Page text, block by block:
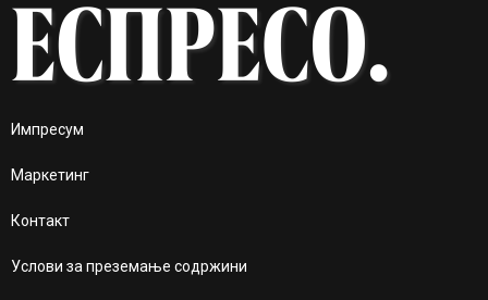
Импресум
Маркетинг
Контакт
Услови за преземање содржини